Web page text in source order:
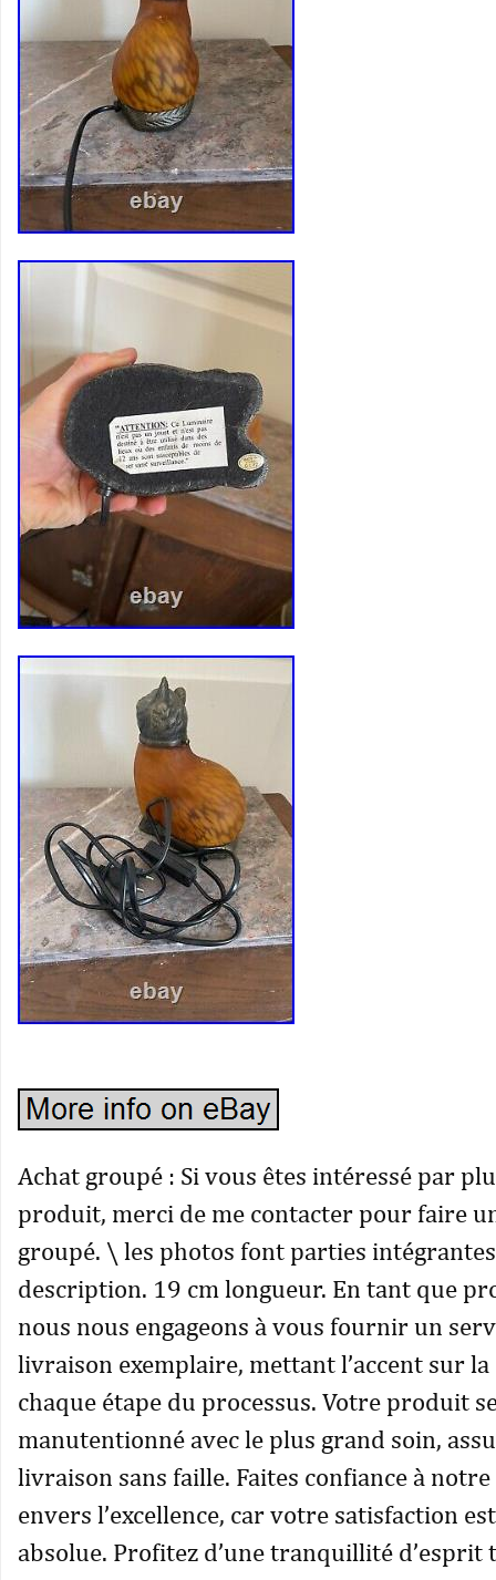
Achat groupé : Si vous êtes intéressé par
produit, merci de me contacter pour faire
groupé. \ les photos font parties
description. 19 cm longueur. En tant que
nous nous engageons à vous fournir un
livraison exemplaire, mettant l’accent sur
chaque étape du processus. Votre produit
manutentionné avec le plus grand soin,
livraison sans faille. Faites confiance à
envers l’excellence, car votre satisfaction
absolue. Profitez d’une tranquillité d’esprit